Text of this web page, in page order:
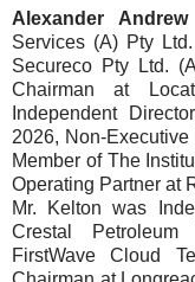
Alexander
Services (A) Pty
Secureco Pty Ltd.
Chairman at
Independent
2026, Non-
Member of The
Operating Partner at
Mr. Kelton was
Crestal
FirstWave Cloud